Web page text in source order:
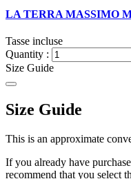
LA TERRA MASSIMO
Tasse incluse
Quantity :
Size Guide
Size Guide
This is an approximate
If you already have
recommend that you select